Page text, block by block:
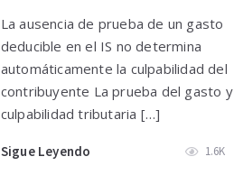
La ausencia de prueba de un gasto
deducible en el IS no determina
automáticamente la culpabilidad del
contribuyente La prueba del gasto y
culpabilidad tributaria […]
Sigue Leyendo 1.6K